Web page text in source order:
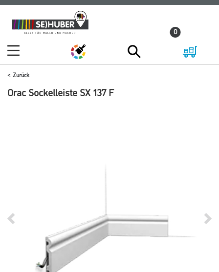
Zum
Inhalt
Zum
Navigationsmenü
0
Zurück
Orac Sockelleiste SX 137 F